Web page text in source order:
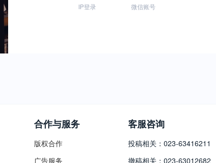
IP登录 微信账号
合作与服务
版权合作
广告服务
客服咨询
投稿相关：023-63416211
撤稿相关：023-63012682